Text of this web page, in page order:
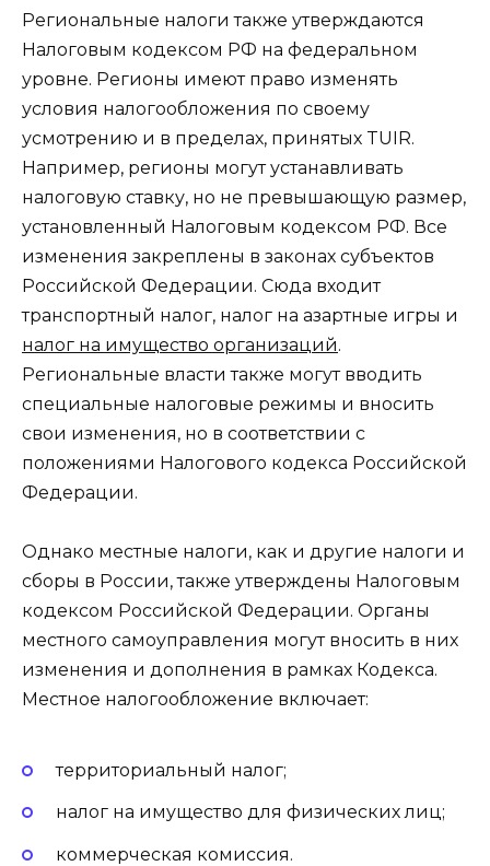
Региональные налоги также утверждаются
Налоговым кодексом РФ на федеральном
уровне. Регионы имеют право изменять
условия налогообложения по своему
усмотрению и в пределах, принятых TUIR.
Например, регионы могут устанавливать
налоговую ставку, но не превышающую размер,
установленный Налоговым кодексом РФ. Все
изменения закреплены в законах субъектов
Российской Федерации. Сюда входит
транспортный налог, налог на азартные игры и
налог на имущество организаций.
Региональные власти также могут вводить
специальные налоговые режимы и вносить
свои изменения, но в соответствии с
положениями Налогового кодекса Российской
Федерации.
Однако местные налоги, как и другие налоги и
сборы в России, также утверждены Налоговым
кодексом Российской Федерации. Органы
местного самоуправления могут вносить в них
изменения и дополнения в рамках Кодекса.
Местное налогообложение включает:
территориальный налог;
налог на имущество для физических лиц;
коммерческая комиссия.